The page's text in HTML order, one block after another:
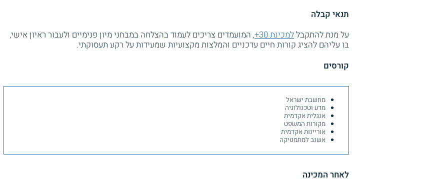
תנאי קבלה
על מנת להתקבללמכינת 30+
, המועמדים צריכים לעמוד בהצלחה במבחני מיון פנימיים ולעבור ראיון אישי,
בו עליהם להציג קורות חיים עדכניים והמלצות מקצועיות שמעידות על רקע תעסוקתי.
קורסים
מחשבת ישראל
מדע וטכנולוגיה
אנגלית אקדמית
מקורות המשפט
אוריינות אקדמית
אשנב למתמטיקה
לאחר המכינה